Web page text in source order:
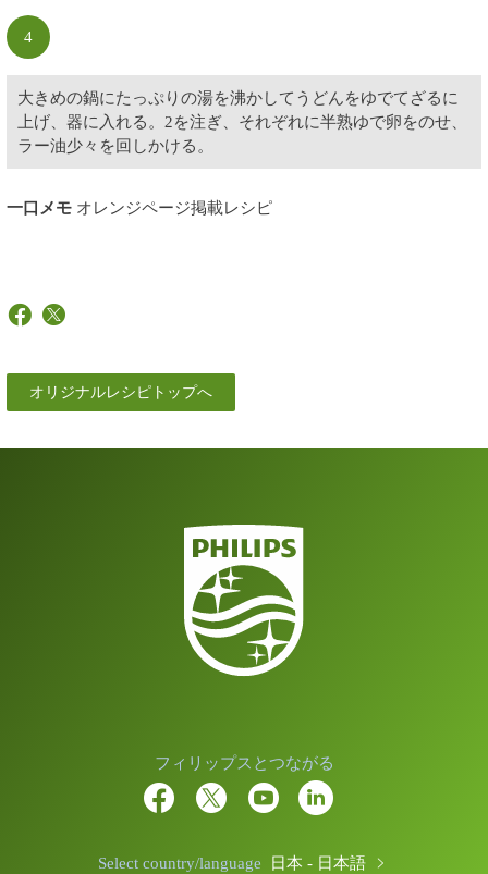
4
大きめの鍋にたっぷりの湯を沸かしてうどんをゆでてざるに
上げ、器に入れる。2を注ぎ、それぞれに半熟ゆで卵をのせ、
ラー油少々を回しかける。
一口メモ オレンジページ掲載レシピ
オリジナルレシピトップへ
フィリップスとつながる
Select country/language 日本 - 日本語